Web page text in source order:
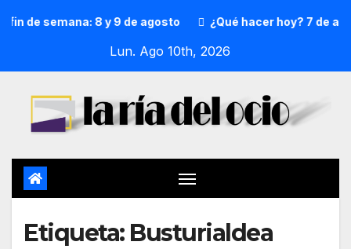
de semana: 8 y 9 de agosto ¿Qué hacer hoy? 7 de
Lun. Ago 10th, 2026
Etiqueta: Busturialdea